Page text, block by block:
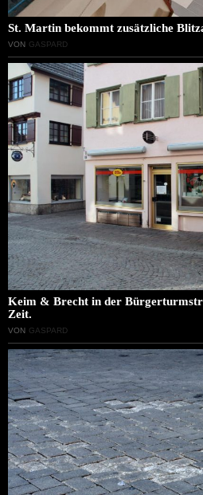
St. Martin bekommt zusätzliche
VON GASPARD
Keim & Brecht in der
Zeit.
VON GASPARD